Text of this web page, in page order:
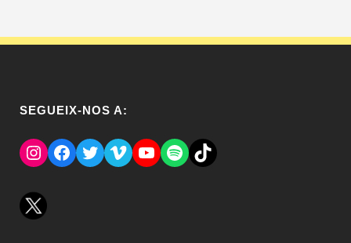
SEGUEIX-NOS A:
Instagram
Facebook
TwitterVimeoYouTube
SpotifyEl Tik Tok del Regina.